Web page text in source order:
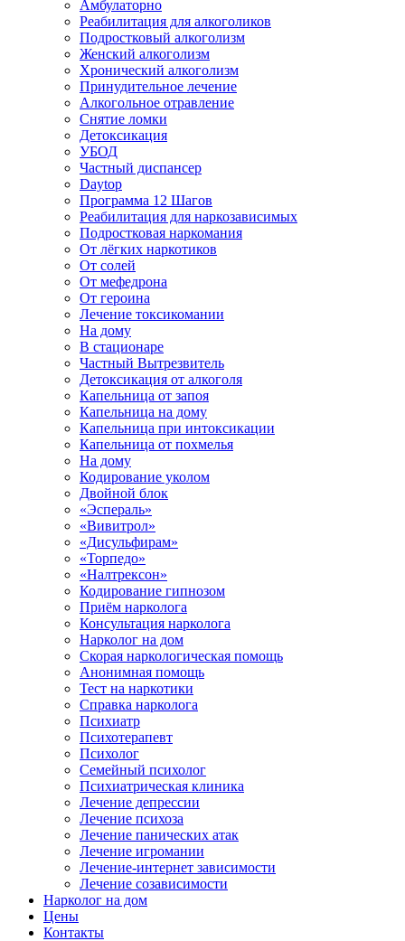
Амбулаторно
Реабилитация для алкоголиков
Подростковый алкоголизм
Женский алкоголизм
Хронический алкоголизм
Принудительное лечение
Алкогольное отравление
Снятие ломки
Детоксикация
УБОД
Частный диспансер
Daytop
Программа 12 Шагов
Реабилитация для наркозависимых
Подростковая наркомания
От лёгких наркотиков
От солей
От мефедрона
От героина
Лечение токсикомании
На дому
В стационаре
Частный Вытрезвитель
Детоксикация от алкоголя
Капельница от запоя
Капельница на дому
Капельница при интоксикации
Капельница от похмелья
На дому
Кодирование уколом
Двойной блок
«Эспераль»
«Вивитрол»
«Дисульфирам»
«Торпедо»
«Налтрексон»
Кодирование гипнозом
Приём нарколога
Консультация нарколога
Нарколог на дом
Скорая наркологическая помощь
Анонимная помощь
Тест на наркотики
Справка нарколога
Психиатр
Психотерапевт
Психолог
Семейный психолог
Психиатрическая клиника
Лечение депрессии
Лечение психоза
Лечение панических атак
Лечение игромании
Лечение-интернет зависимости
Лечение созависимости
Нарколог на дом
Цены
Контакты